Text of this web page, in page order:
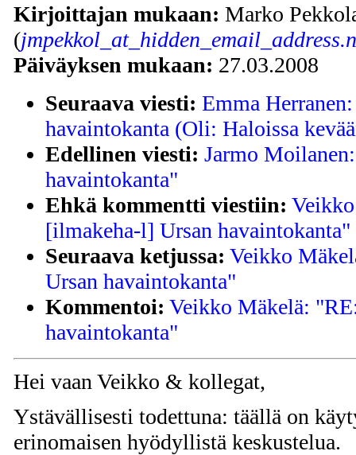
Kirjoittajan mukaan: Marko
(
Päiväyksen mukaan: 27.03.2008
Seuraava viesti: Emma
havaintokanta (Oli: Haloissa
Edellinen viesti: Jarmo
havaintokanta"
Ehkä kommentti viestiin:
[ilmakeha-l] Ursan havaintokanta"
Seuraava ketjussa: Veikko
Ursan havaintokanta"
Kommentoi: Veikko Mäkelä:
havaintokanta"
Hei vaan Veikko & kollegat,
Ystävällisesti todettuna: täällä on
erinomaisen hyödyllistä keskustelua.